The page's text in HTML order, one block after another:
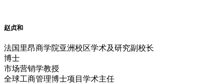
赵贞和
法国里昂商学院亚洲校区学术及研究副校长
博士
市场营销学教授
全球工商管理博士项目学术主任